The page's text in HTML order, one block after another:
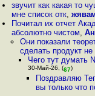
звучит как какая то
мне список отк,
Почитал их отчет
абсолютно чистом,
Они показали
сделать продукт не
Чего тут думать
30-Май-26, (67)
Поздравляю
вы только что